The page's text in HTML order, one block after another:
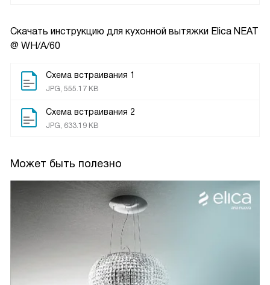
Скачать инструкцию для кухонной вытяжки Elica NEAT
@ WH/A/60
Схема встраивания 1
JPG, 555.17 KB
Схема встраивания 2
JPG, 633.19 KB
Может быть полезно